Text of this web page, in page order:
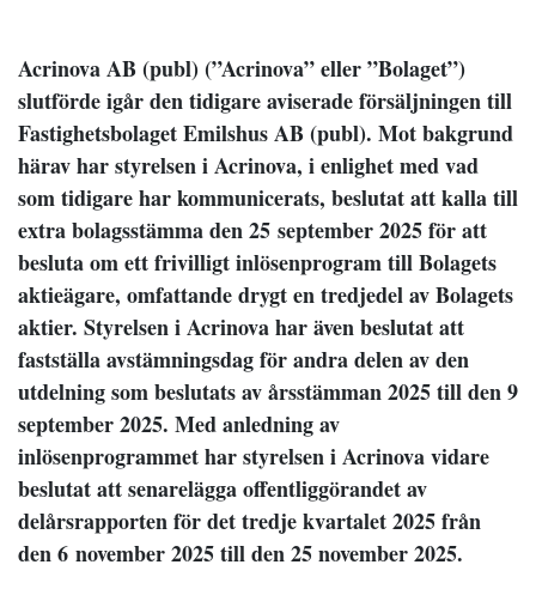
Acrinova AB (publ) (”Acrinova” eller ”Bolaget”)
slutförde igår den tidigare aviserade försäljningen till
Fastighetsbolaget Emilshus AB (publ). Mot bakgrund
härav har styrelsen i Acrinova, i enlighet med vad
som tidigare har kommunicerats, beslutat att kalla till
extra bolagsstämma den 25 september 2025 för att
besluta om ett frivilligt inlösenprogram till Bolagets
aktieägare, omfattande drygt en tredjedel av Bolagets
aktier. Styrelsen i Acrinova har även beslutat att
fastställa avstämningsdag för andra delen av den
utdelning som beslutats av årsstämman 2025 till den 9
september 2025. Med anledning av
inlösenprogrammet har styrelsen i Acrinova vidare
beslutat att senarelägga offentliggörandet av
delårsrapporten för det tredje kvartalet 2025 från
den 6 november 2025 till den 25 november 2025.